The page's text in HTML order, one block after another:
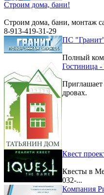
Строим дома, бани!
Строим дома, бани, монтаж
8-913-419-31-29
ПС
Полный
Гостиница
дровах.
Квест
Квесты в
032-...
Компания